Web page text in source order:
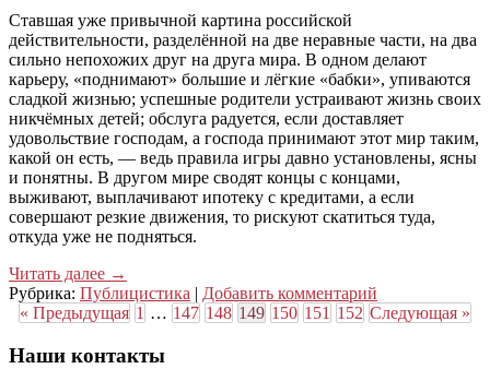
Ставшая уже привычной картина российской
действительности, разделённой на две неравные части, на два
сильно непохожих друг на друга мира. В одном делают
карьеру, «поднимают» большие и лёгкие «бабки», упиваются
сладкой жизнью; успешные родители устраивают жизнь своих
никчёмных детей; обслуга радуется, если доставляет
удовольствие господам, а господа принимают этот мир таким,
какой он есть, — ведь правила игры давно установлены, ясны
и понятны. В другом мире сводят концы с концами,
выживают, выплачивают ипотеку с кредитами, а если
совершают резкие движения, то рискуют скатиться туда,
откуда уже не подняться.
Читать далее →
Рубрика: Публицистика | Добавить комментарий
« Предыдущая 1 … 147 148 149 150 151 152 Следующая »
Наши контакты